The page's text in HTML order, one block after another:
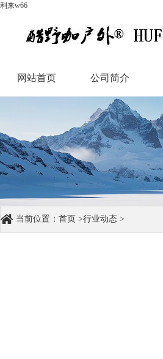
利来w66
网站首页 公司简介
公司简介
当前位置： 首页 >行业动态 >